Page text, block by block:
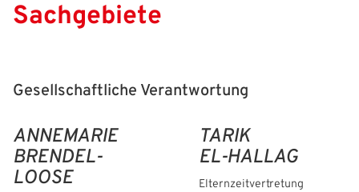
Sachgebiete
Gesellschaftliche Verantwortung
ANNEMARIE
BRENDEL-
LOOSE
TARIK
EL-HALLAG
Elternzeitvertretung